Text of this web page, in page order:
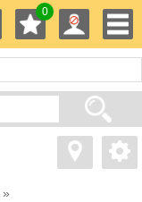
0
»